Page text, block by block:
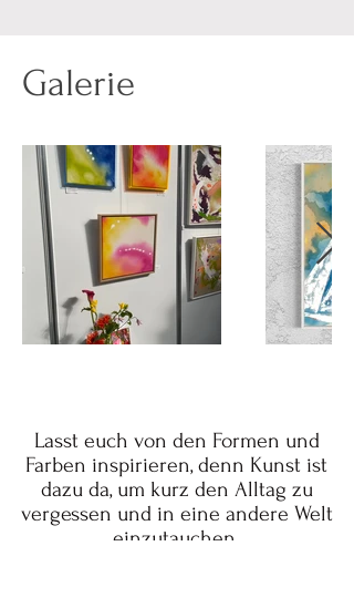
Galerie
Lasst euch von den Formen und
Farben inspirieren, denn Kunst ist
dazu da, um kurz den Alltag zu
vergessen und in eine andere Welt
einzutauchen.